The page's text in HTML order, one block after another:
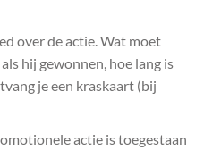
over de actie. Wat moet
hij gewonnen, hoe lang is
je een kraskaart (bij
actie is toegestaan